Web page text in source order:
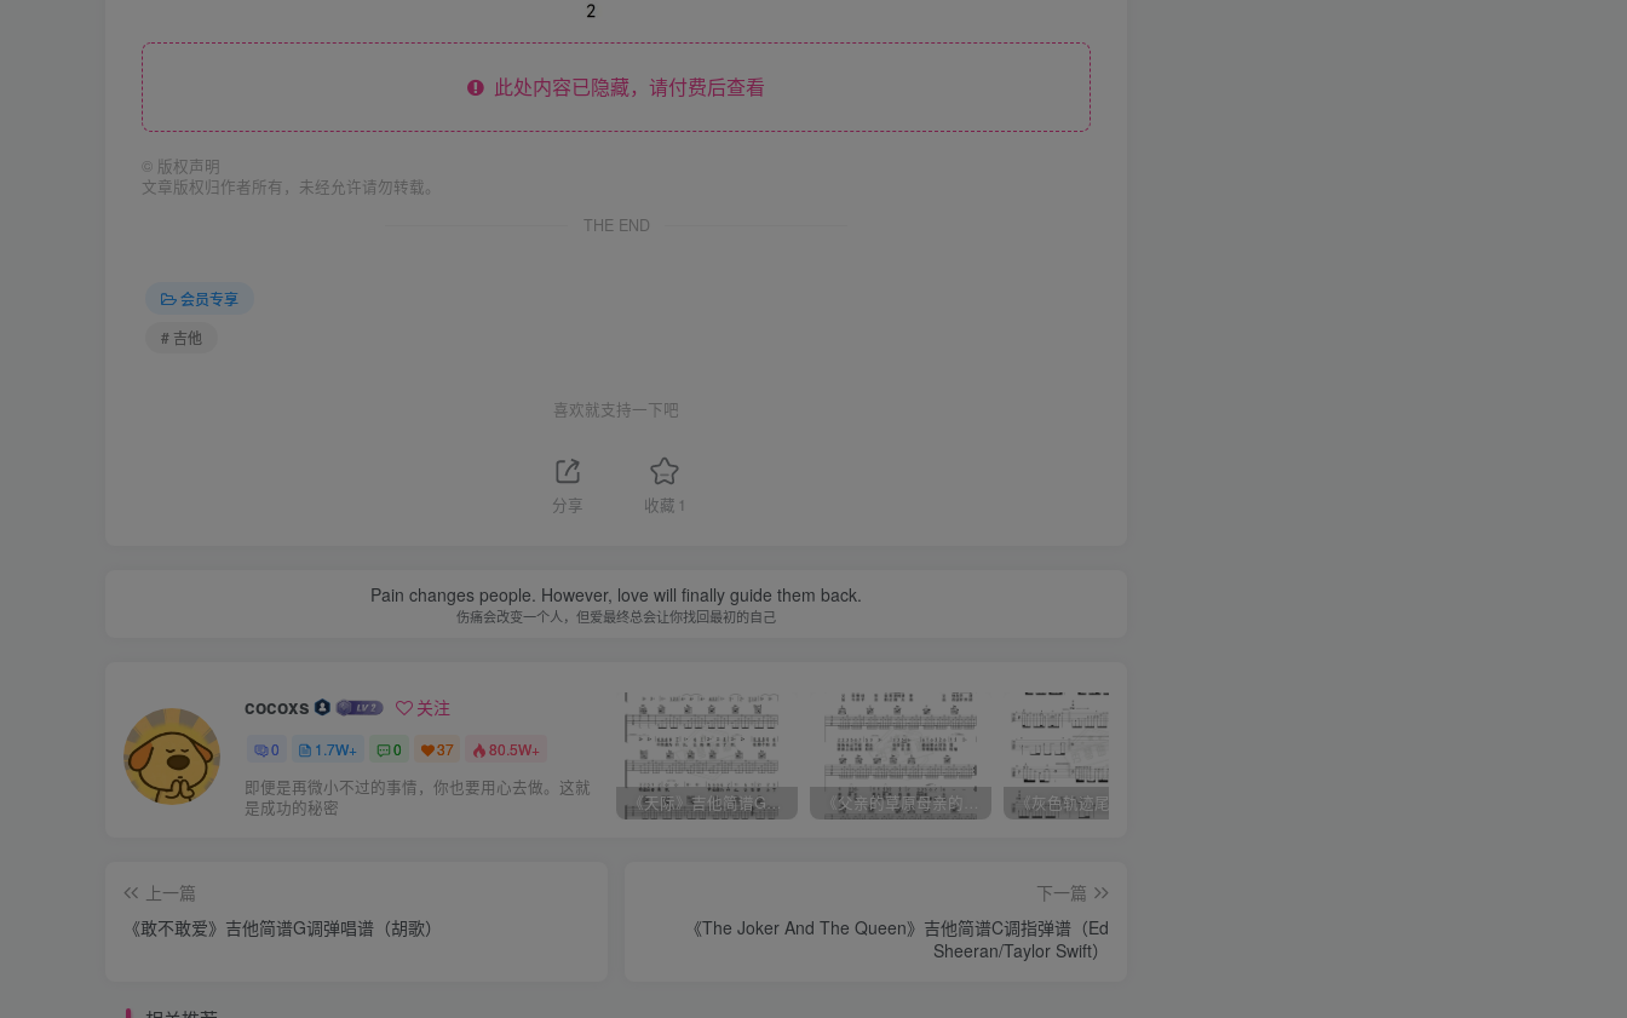
此处内容已隐藏，请付费后查看
© 版权声明
文章版权归作者所有，未经允许请勿转载。
THE END
会员专享
# 吉他
喜欢就支持一下吧
分享 收藏 1
Pain changes people. However, love will finally guide them back.
伤痛会改变一个人，但爱最终总会让你找回最初的自己
cocoxs 关注
0 1.7W+ 0 37 80.5W+
即便是再微小不过的事情，你也要用心去做。这就
是成功的秘密
《天际》吉他简谱G调弹唱谱（姜玉阳） 《父亲的草原母亲的河》吉他简谱C调弹唱谱（腾格尔）
上一篇
《敢不敢爱》吉他简谱G调弹唱谱（胡歌）
下一篇
《The Joker And The Queen》吉他简谱C调指弹谱（Ed
Sheeran/Taylor Swift）